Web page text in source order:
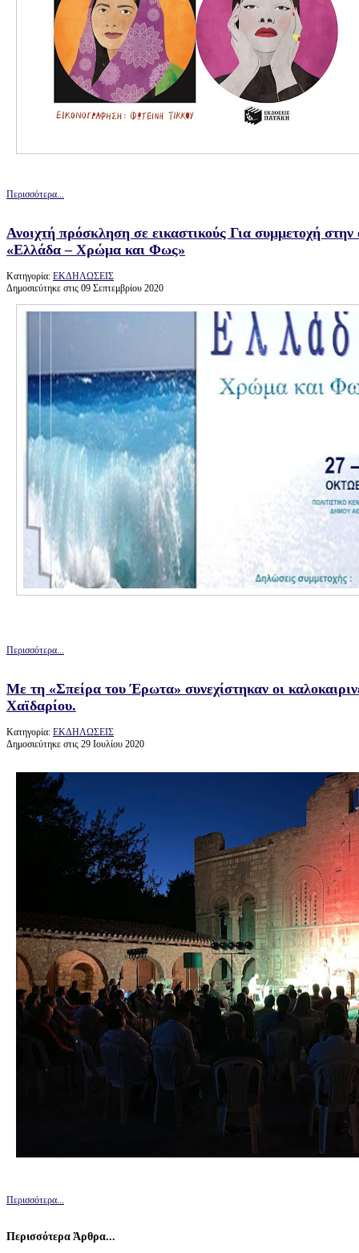
Περισσότερα...
Ανοιχτή πρόσκληση σε εικαστικούς Για συμμετοχή
«Ελλάδα – Χρώμα και Φως»
Κατηγορία: ΕΚΔΗΛΩΣΕΙΣ
Δημοσιεύτηκε στις 09 Σεπτεμβρίου 2020
Περισσότερα...
Με τη «Σπείρα του Έρωτα» συνεχίστηκαν οι
Χαϊδαρίου.
Κατηγορία: ΕΚΔΗΛΩΣΕΙΣ
Δημοσιεύτηκε στις 29 Ιουλίου 2020
Περισσότερα...
Περισσότερα Άρθρα...